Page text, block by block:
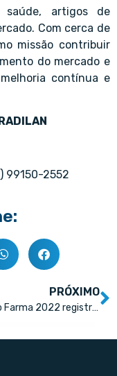
saúde, artigos de
Com cerca de
missão contribuir
do mercado e
contínua e
99150-2552
PRÓXIMO
Conexão Farma 2022 registra a presença de 19 mil visitantes: recorde de público em 16 anos